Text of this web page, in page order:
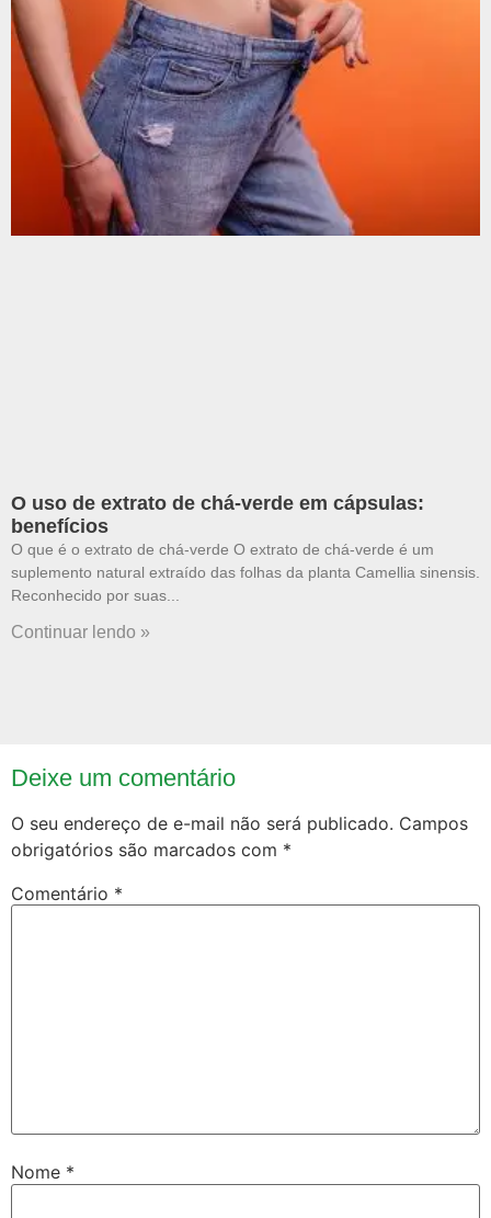
O uso de extrato de chá-verde em cápsulas:
benefícios
O que é o extrato de chá-verde O extrato de chá-verde é um
suplemento natural extraído das folhas da planta Camellia sinensis.
Reconhecido por suas
Continuar lendo »
Deixe um comentário
O seu endereço de e-mail não será publicado. Campos
obrigatórios são marcados com *
Comentário *
Nome *